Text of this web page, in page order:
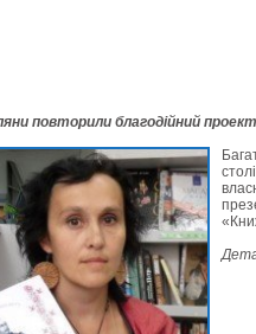
повторили благодійний